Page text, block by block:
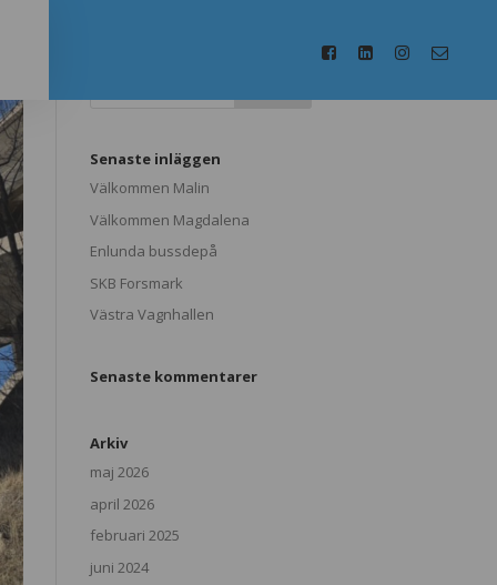
Senaste inläggen
Välkommen Malin
Välkommen Magdalena
Enlunda bussdepå
SKB Forsmark
Västra Vagnhallen
Senaste kommentarer
Arkiv
maj 2026
april 2026
februari 2025
juni 2024